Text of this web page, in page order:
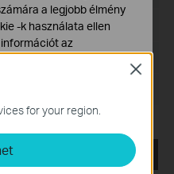
10.14
for your region.
Close
a legjobb élmény
-k használata ellen
az
szükségesek,
k
teszik számunkra, hogy